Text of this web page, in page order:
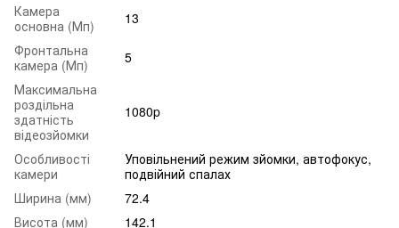
Камера
основна (Мп)
13
Фронтальна
камера (Мп)
5
Максимальна
роздільна
здатність
відеозйомки
1080p
Особливості
камери
Уповільнений режим зйомки, автофокус,
подвійний спалах
Ширина (мм)
72.4
Висота (мм)
142.1